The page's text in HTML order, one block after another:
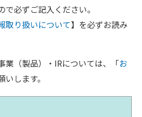
必ずご記入ください。
取り扱いについて】を必ずお読み
業（製品）・IRについては、「お
いします。